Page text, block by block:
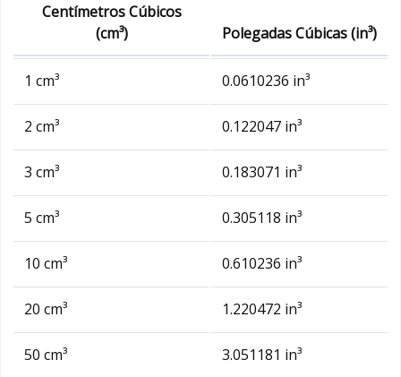
Centímetros Cúbicos
(cm³)
Polegadas Cúbicas (in³)
1 cm³ 0.0610236 in³
2 cm³ 0.122047 in³
3 cm³ 0.183071 in³
5 cm³ 0.305118 in³
10 cm³ 0.610236 in³
20 cm³ 1.220472 in³
50 cm³ 3.051181 in³